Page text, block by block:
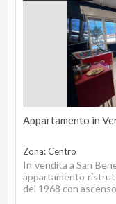
Appartamento in
Zona: Centro
In vendita a San
appartamento
del 1968 con